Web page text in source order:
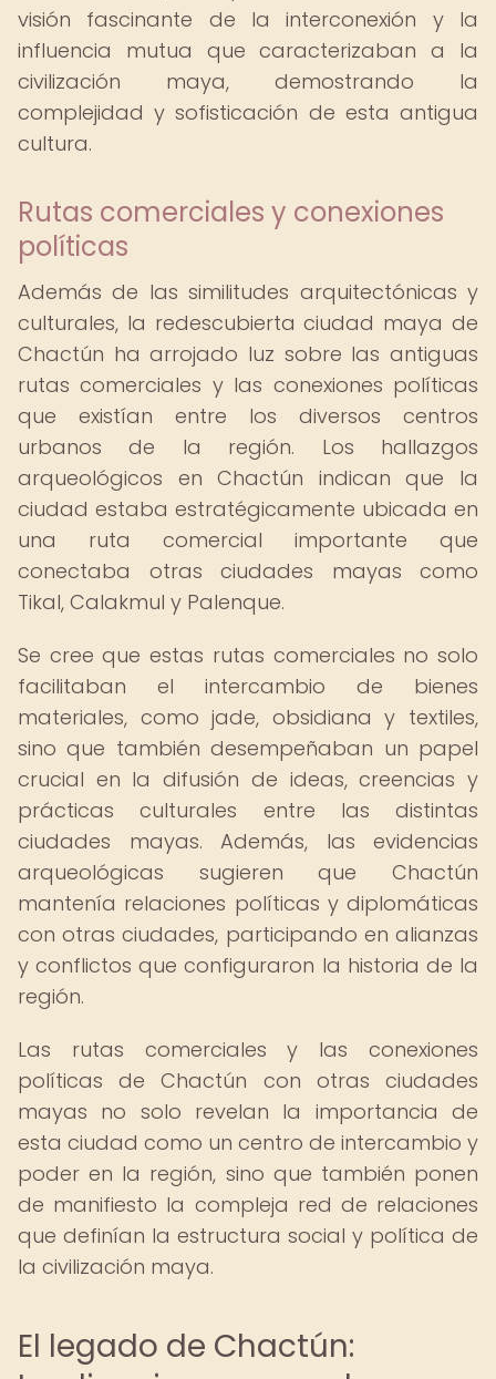
visión fascinante de la interconexión y la
influencia mutua que caracterizaban a la
civilización maya, demostrando la
complejidad y sofisticación de esta antigua
cultura.
Rutas comerciales y conexiones
políticas
Además de las similitudes arquitectónicas y
culturales, la redescubierta ciudad maya de
Chactún ha arrojado luz sobre las antiguas
rutas comerciales y las conexiones políticas
que existían entre los diversos centros
urbanos de la región. Los hallazgos
arqueológicos en Chactún indican que la
ciudad estaba estratégicamente ubicada en
una ruta comercial importante que
conectaba otras ciudades mayas como
Tikal, Calakmul y Palenque.
Se cree que estas rutas comerciales no solo
facilitaban el intercambio de bienes
materiales, como jade, obsidiana y textiles,
sino que también desempeñaban un papel
crucial en la difusión de ideas, creencias y
prácticas culturales entre las distintas
ciudades mayas. Además, las evidencias
arqueológicas sugieren que Chactún
mantenía relaciones políticas y diplomáticas
con otras ciudades, participando en alianzas
y conflictos que configuraron la historia de la
región.
Las rutas comerciales y las conexiones
políticas de Chactún con otras ciudades
mayas no solo revelan la importancia de
esta ciudad como un centro de intercambio y
poder en la región, sino que también ponen
de manifiesto la compleja red de relaciones
que definían la estructura social y política de
la civilización maya.
El legado de Chactún: